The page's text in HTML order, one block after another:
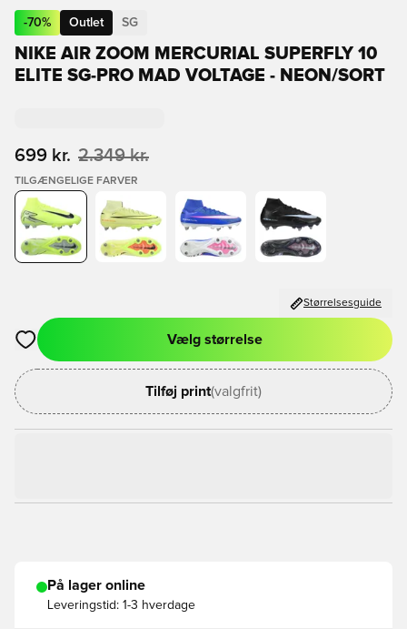
-70% Outlet SG
NIKE AIR ZOOM MERCURIAL SUPERFLY 10
ELITE SG-PRO MAD VOLTAGE - NEON/SORT
699 kr. 2.349 kr.
TILGÆNGELIGE FARVER
Størrelsesguide
Åbner en Modal til at logge ind eller tilmelde dig som medlem
Vælg størrelse
Tilføj print(valgfrit)
På lager online
Leveringstid: 1-3 hverdage